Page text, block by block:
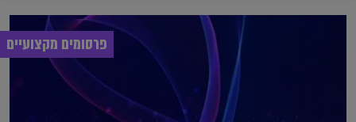
פרסומים מקצועיים